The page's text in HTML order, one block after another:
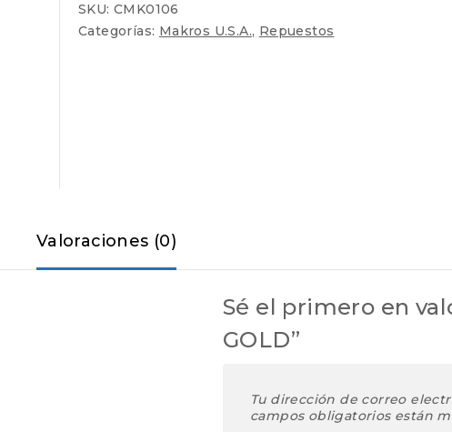
SKU: CMK0106
Categorías: Makros U.S.A., Repuestos
Valoraciones (0)
Sé el primero en
GOLD”
Tu dirección de correo
campos obligatorios están